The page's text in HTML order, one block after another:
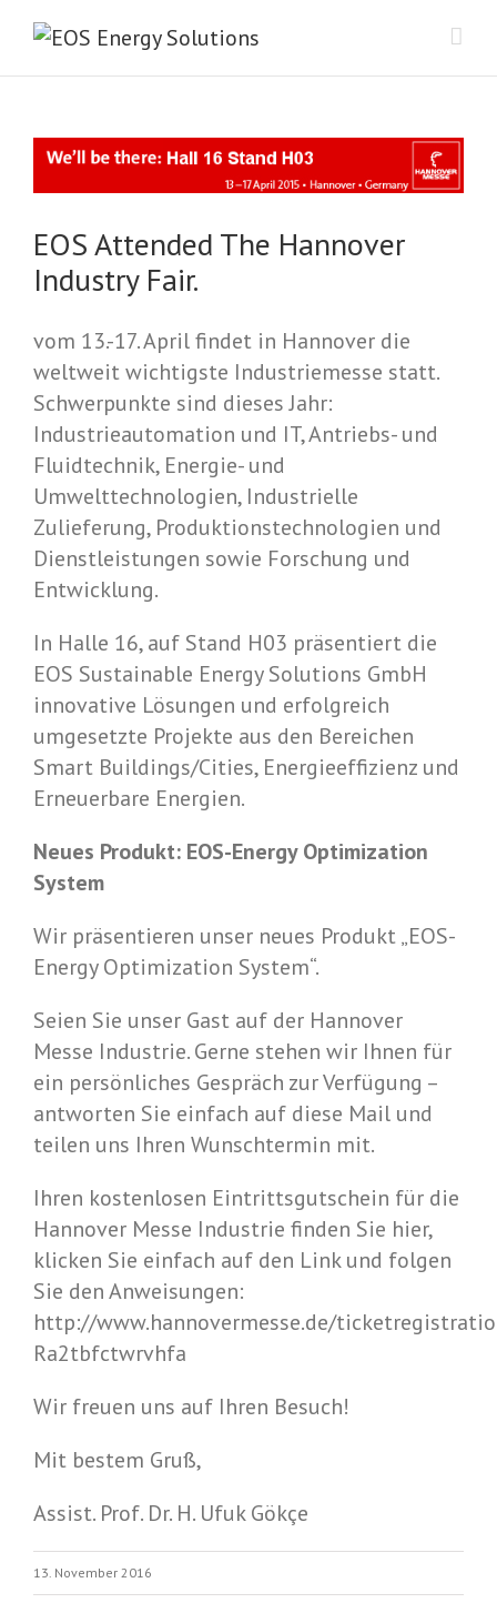
EOS Attended The Hannover
Industry Fair.
vom 13.-17. April findet in Hannover die
weltweit wichtigste Industriemesse statt.
Schwerpunkte sind dieses Jahr:
Industrieautomation und IT, Antriebs- und
Fluidtechnik, Energie- und
Umwelttechnologien, Industrielle
Zulieferung, Produktionstechnologien und
Dienstleistungen sowie Forschung und
Entwicklung.
In Halle 16, auf Stand H03 präsentiert die
EOS Sustainable Energy Solutions GmbH
innovative Lösungen und erfolgreich
umgesetzte Projekte aus den Bereichen
Smart Buildings/Cities, Energieeffizienz und
Erneuerbare Energien.
Neues Produkt: EOS-Energy Optimization
System
Wir präsentieren unser neues Produkt „EOS-
Energy Optimization System“.
Seien Sie unser Gast auf der Hannover
Messe Industrie. Gerne stehen wir Ihnen für
ein persönliches Gespräch zur Verfügung –
antworten Sie einfach auf diese Mail und
teilen uns Ihren Wunschtermin mit.
Ihren kostenlosen Eintrittsgutschein für die
Hannover Messe Industrie finden Sie hier,
klicken Sie einfach auf den Link und folgen
Sie den Anweisungen:
http://www.hannovermesse.de/
Ra2tbfctwrvhfa
Wir freuen uns auf Ihren Besuch!
Mit bestem Gruß,
Assist. Prof. Dr. H. Ufuk Gökçe
13. November 2016